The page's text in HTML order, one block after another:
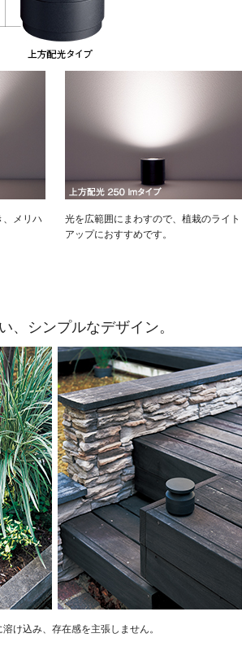
、メリハ
光を広範囲にまわすので、植栽のライト
アップにおすすめです。
、シンプルなデザイン。
け込み、存在感を主張しません。